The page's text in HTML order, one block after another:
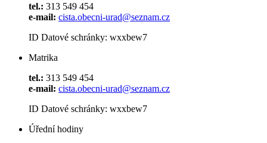
tel.: 313 549 454
e-mail: cista.obecni-urad@seznam.cz
ID Datové schránky: wxxbew7
Matrika
tel.: 313 549 454
e-mail: cista.obecni-urad@seznam.cz
ID Datové schránky: wxxbew7
Úřední hodiny